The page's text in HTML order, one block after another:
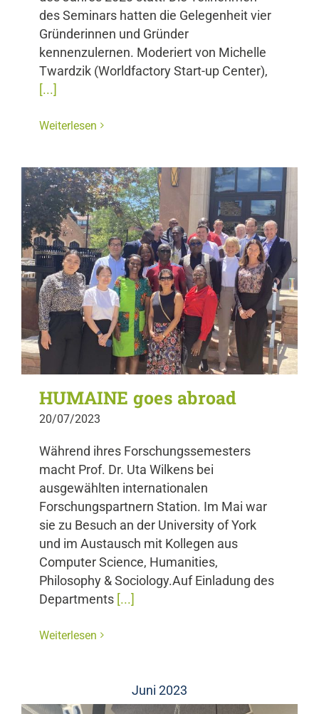
des Seminars hatten die Gelegenheit vier
Gründerinnen und Gründer
kennenzulernen. Moderiert von Michelle
Twardzik (Worldfactory Start-up Center),
[...]
Weiterlesen
HUMAINE goes abroad
20/07/2023
Während ihres Forschungssemesters
macht Prof. Dr. Uta Wilkens bei
ausgewählten internationalen
Forschungspartnern Station. Im Mai war
sie zu Besuch an der University of York
und im Austausch mit Kollegen aus
Computer Science, Humanities,
Philosophy & Sociology.Auf Einladung des
Departments [...]
Weiterlesen
Juni 2023